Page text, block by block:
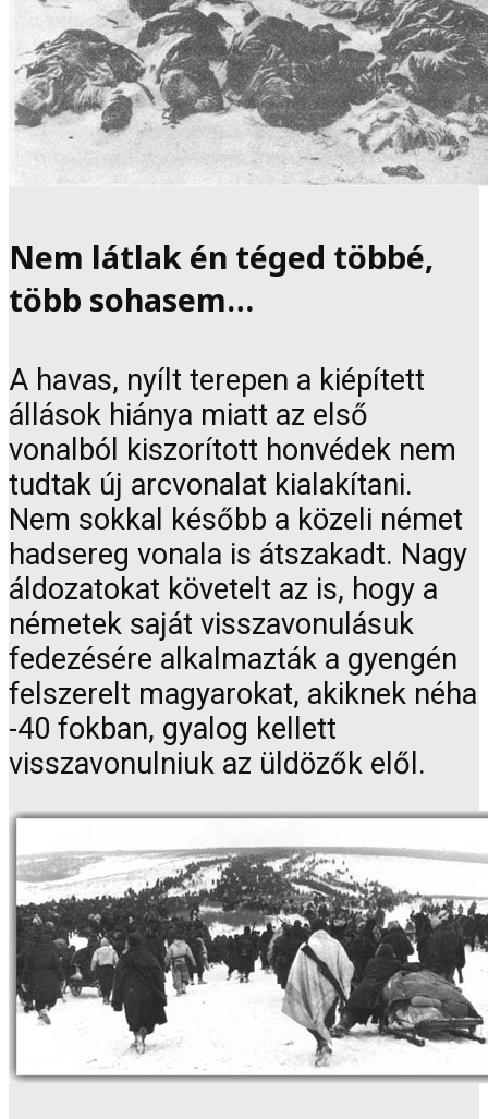
Nem látlak én téged többé,
több sohasem…
A havas, nyílt terepen a kiépített
állások hiánya miatt az első
vonalból kiszorított honvédek nem
tudtak új arcvonalat kialakítani.
Nem sokkal később a közeli német
hadsereg vonala is átszakadt. Nagy
áldozatokat követelt az is, hogy a
németek saját visszavonulásuk
fedezésére alkalmazták a gyengén
felszerelt magyarokat, akiknek néha
-40 fokban, gyalog kellett
visszavonulniuk az üldözők elől.